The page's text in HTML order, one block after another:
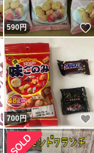
いいね！
590円
いいね！
700円